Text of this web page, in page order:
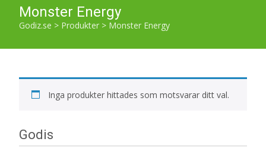
Monster Energy
Godiz.se > Produkter > Monster Energy
Inga produkter hittades som motsvarar ditt val.
Godis